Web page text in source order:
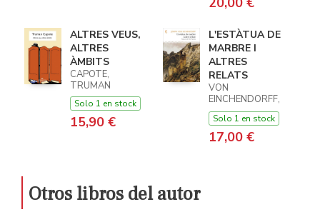
ALTRES VEUS,
ALTRES
ÀMBITS
CAPOTE,
TRUMAN
Solo 1 en stock
15,90 €
L'ESTÀTUA DE
MARBRE I
ALTRES
RELATS
VON
EINCHENDORFF,
JOSEPH
Solo 1 en stock
17,00 €
Otros libros del autor